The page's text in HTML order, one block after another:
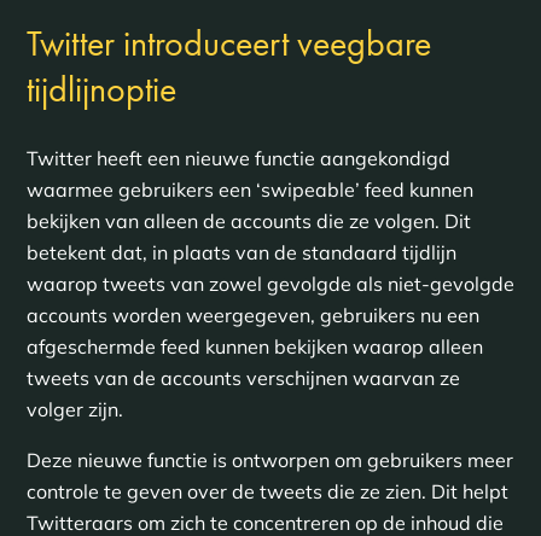
Twitter introduceert veegbare
tijdlijnoptie
Twitter heeft een nieuwe functie aangekondigd
waarmee gebruikers een ‘swipeable’ feed kunnen
bekijken van alleen de accounts die ze volgen. Dit
betekent dat, in plaats van de standaard tijdlijn
waarop tweets van zowel gevolgde als niet-gevolgde
accounts worden weergegeven, gebruikers nu een
afgeschermde feed kunnen bekijken waarop alleen
tweets van de accounts verschijnen waarvan ze
volger zijn.
Deze nieuwe functie is ontworpen om gebruikers meer
controle te geven over de tweets die ze zien. Dit helpt
Twitteraars om zich te concentreren op de inhoud die